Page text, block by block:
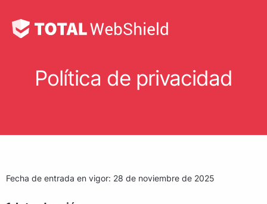
Política de privacidad
Fecha de entrada en vigor: 28 de noviembre de 2025